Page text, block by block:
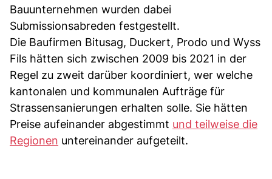
Bauunternehmen wurden dabei
Submissionsabreden festgestellt.
Die Baufirmen Bitusag, Duckert, Prodo und Wyss
Fils hätten sich zwischen 2009 bis 2021 in der
Regel zu zweit darüber koordiniert, wer welche
kantonalen und kommunalen Aufträge für
Strassensanierungen erhalten solle. Sie hätten
Preise aufeinander abgestimmt und teilweise die
Regionen untereinander aufgeteilt.